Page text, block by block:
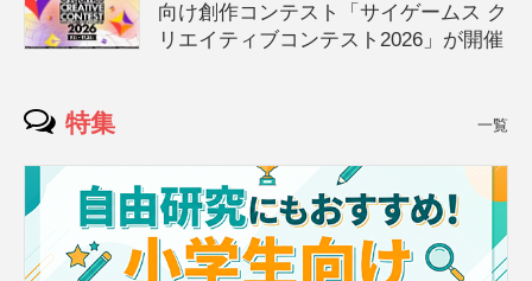
向け創作コンテスト「サイゲームス ク
リエイティブコンテスト2026」が開催
特集 一覧